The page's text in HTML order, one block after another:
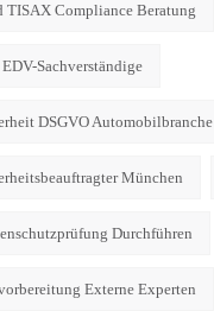
TISAX Compliance Beratung
Sachverständige
DSGVO Automobilbranche
München
Durchführen
Externe Experten